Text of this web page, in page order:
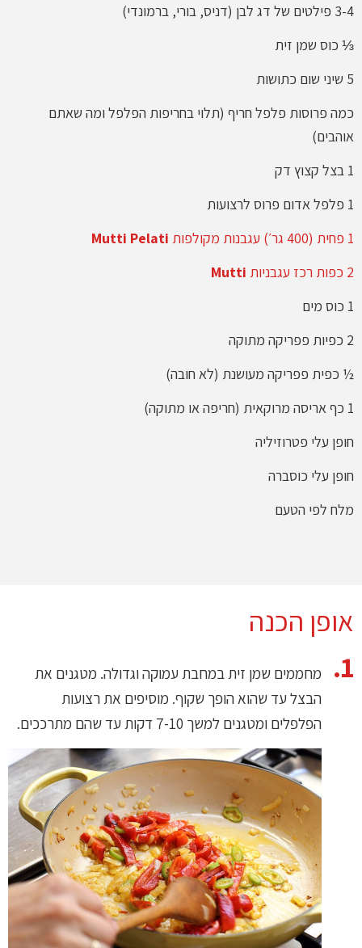
3-4 פילטים של דג לבן (דניס, בורי, ברמונדי)
⅓ כוס שמן זית
5 שיני שום כתושות
כמה פרוסות פלפל חריף (תלוי בחריפות הפלפל ומה שאתם
אוהבים)
1 בצל קצוץ דק
1 פלפל אדום פרוס לרצועות
1 פחית (400 גר׳) עגבנות מקולפות
Mutti Pelati
2 כפות רכז עגבניות
Mutti
1 כוס מים
2 כפיות פפריקה מתוקה
½ כפית פפריקה מעושנת (לא חובה)
1 כף אריסה מרוקאית (חריפה או מתוקה)
חופן עלי פטרוזיליה
חופן עלי כוסברה
מלח לפי הטעם
אופן הכנה
מחממים שמן זית במחבת עמוקה וגדולה. מטגנים את
הבצל עד שהוא הופך שקוף. מוסיפים את רצועות
הפלפלים ומטגנים למשך 7-10 דקות עד שהם מתרככים.